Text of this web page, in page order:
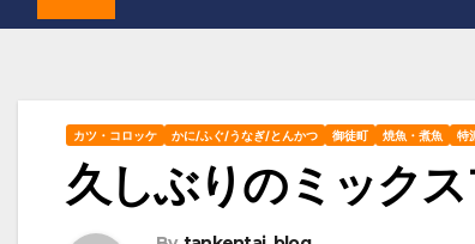
カツ・コロッケ かに/ふぐ/うなぎ/とんかつ 御徒町 焼魚・煮魚 特
久しぶりのミック